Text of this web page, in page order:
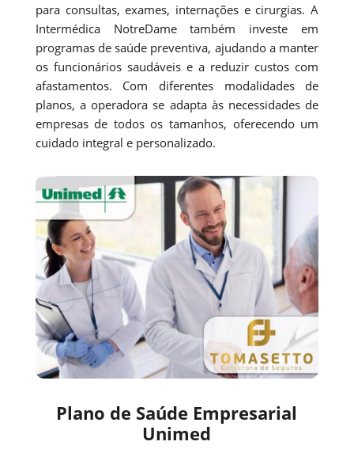
para consultas, exames, internações e cirurgias. A
Intermédica NotreDame também investe em
programas de saúde preventiva, ajudando a manter
os funcionários saudáveis e a reduzir custos com
afastamentos. Com diferentes modalidades de
planos, a operadora se adapta às necessidades de
empresas de todos os tamanhos, oferecendo um
cuidado integral e personalizado.
Plano de Saúde Empresarial
Unimed